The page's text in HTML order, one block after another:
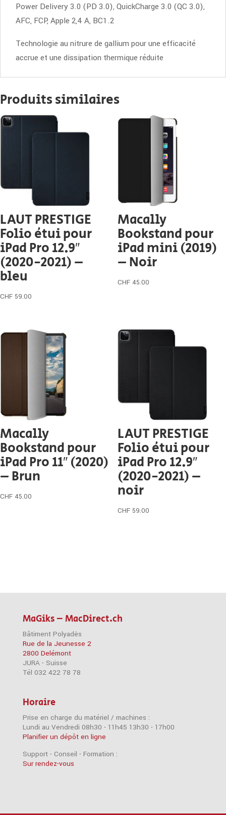
Power Delivery 3.0 (PD 3.0), QuickCharge 3.0 (QC 3.0),
AFC, FCP, Apple 2,4 A, BC1.2
Technologie au nitrure de gallium pour une efficacité
accrue et une dissipation thermique réduite
Produits similaires
LAUT PRESTIGE
Folio étui pour
iPad Pro 12.9″
(2020-2021) –
bleu
CHF 59.00
Macally
Bookstand pour
iPad mini (2019)
– Noir
CHF 45.00
Macally
Bookstand pour
iPad Pro 11″ (2020)
– Brun
CHF 45.00
LAUT PRESTIGE
Folio étui pour
iPad Pro 12.9″
(2020-2021) –
noir
CHF 59.00
MaGiks – MacDirect.ch
Bâtiment Polyadès
Rue de la Jeunesse 2
2800 Delémont
JURA - Suisse
Tél 032 422 78 78
Horaire
Prise en charge du matériel / machines :
Lundi au Vendredi 08h30 - 11h45 13h30 - 17h00
Planifier un dépôt en ligne
Support - Conseil - Formation :
Sur rendez-vous